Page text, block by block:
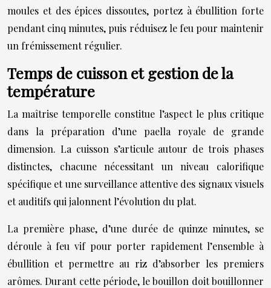
moules et des épices dissoutes, portez à ébullition forte
pendant cinq minutes, puis réduisez le feu pour maintenir
un frémissement régulier.
Temps de cuisson et gestion de la
température
La maîtrise temporelle constitue l’aspect le plus critique
dans la préparation d’une paella royale de grande
dimension. La cuisson s’articule autour de trois phases
distinctes, chacune nécessitant un niveau calorifique
spécifique et une surveillance attentive des signaux visuels
et auditifs qui jalonnent l’évolution du plat.
La première phase, d’une durée de quinze minutes, se
déroule à feu vif pour porter rapidement l’ensemble à
ébullition et permettre au riz d’absorber les premiers
arômes. Durant cette période, le bouillon doit bouillonner